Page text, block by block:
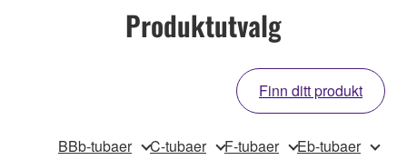
Produktutvalg
Finn ditt produkt
BBb-tubaer C-tubaer F-tubaer Eb-tubaer